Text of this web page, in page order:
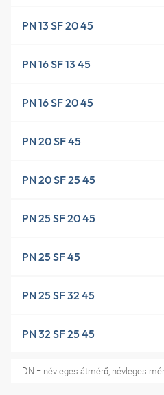
PN 13 SF 20 45
PN 16 SF 13 45
PN 16 SF 20 45
PN 20 SF 45
PN 20 SF 25 45
PN 25 SF 20 45
PN 25 SF 45
PN 25 SF 32 45
PN 32 SF 25 45
DN = névleges átmérő, névleges